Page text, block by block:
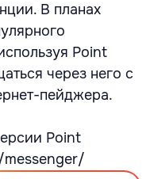
В планах
Point
через него с
пейджера.
Point